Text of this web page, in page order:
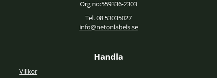
Org no:559336-2303
Tel. 08 53035027
info@netonlabels.se
Handla
Villkor